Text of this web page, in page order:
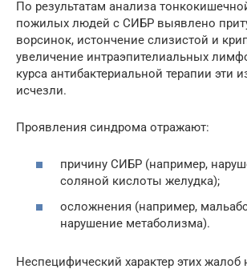
По результатам анализа
пожилых людей с СИБР выявлено
ворсинок, истончение слизистой и
увеличение интраэпителиальных
курса антибактериальной терапии эти
исчезли.
Проявления синдрома отражают:
причину СИБР (например,
соляной кислоты желудка);
осложнения (например,
нарушение метаболизма).
Неспецифический характер этих жалоб